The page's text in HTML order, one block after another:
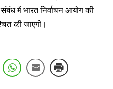
में भारत निर्वाचन आयोग की
की जाएगी।